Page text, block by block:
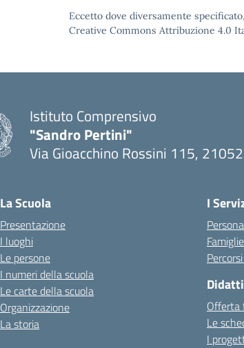
Eccetto dove diversamente
Creative Commons Attribuzione 4.0
Istituto Comprensivo
"Sandro Pertini"
Via Gioacchino Rossini 115,
La Scuola
Presentazione
I luoghi
Le persone
I numeri della scuola
Le carte della scuola
Organizzazione
La storia
I
Offerta
Le
I